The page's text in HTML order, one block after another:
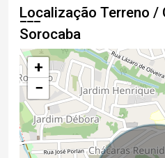
Localização Terreno /
Sorocaba
+
−